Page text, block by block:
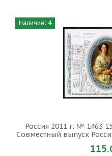
Наличие: 4
Россия 2011 г. № 1463
Совместный выпуск